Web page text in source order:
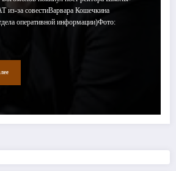
из-за совестиВарвара Кошечкина
оперативной информации)Фото: